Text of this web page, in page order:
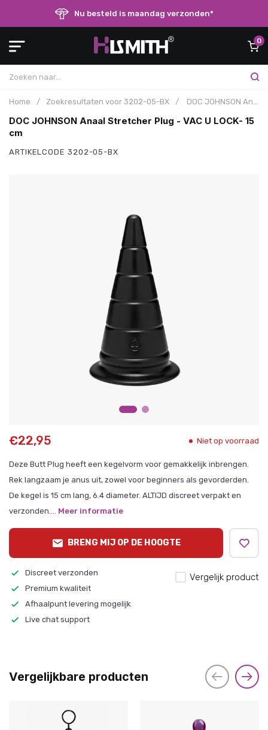
Nu besteld is maandag verzonden*
0
Home / Zoekresultaten voor 3202-05-BX / DOC JOHNSON Anaal Stretcher Plug - VAC U LOCK- 15 cm
DOC JOHNSON Anaal Stretcher Plug - VAC U LOCK- 15
cm
ARTIKELCODE 3202-05-BX
€22,95 Niet op voorraad
Deze Butt Plug heeft een kegelvorm voor gemakkelijk inbrengen.
Rek langzaam je anus uit, zowel voor beginners als gevorderden.
De kegel is 15 cm lang, 6.4 diameter. ALTIJD discreet verpakt en
verzonden.... Meer informatie
BRENG MIJ OP DE HOOGTE
Discreet verzonden
Premium kwaliteit
Afhaalpunt levering mogelijk
Live chat support
Vergelijk product
Vergelijkbare producten